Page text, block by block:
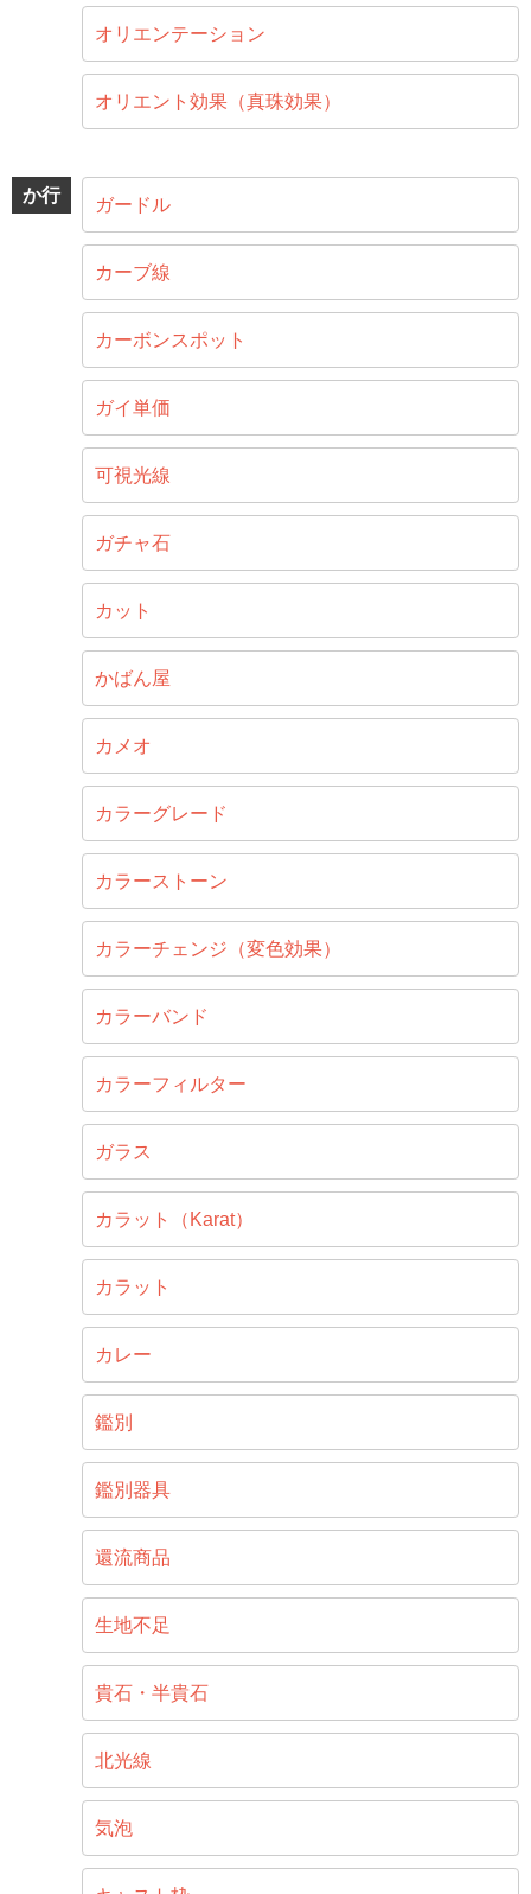
オリエンテーション
オリエント効果（真珠効果）
か行 ガードル
カーブ線
カーボンスポット
ガイ単価
可視光線
ガチャ石
カット
かばん屋
カメオ
カラーグレード
カラーストーン
カラーチェンジ（変色効果）
カラーバンド
カラーフィルター
ガラス
カラット（Karat）
カラット
カレー
鑑別
鑑別器具
還流商品
生地不足
貴石・半貴石
北光線
気泡